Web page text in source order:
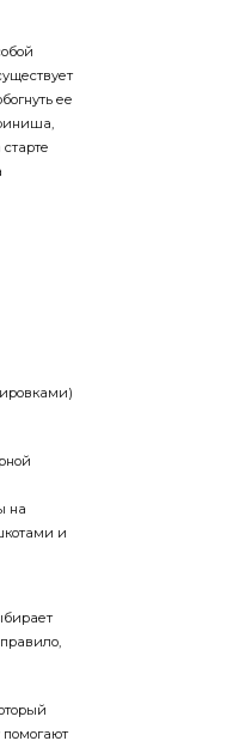
ее
на
и
помогают